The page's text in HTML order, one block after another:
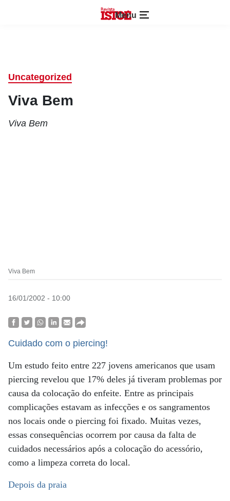
Menu
Uncategorized
Viva Bem
Viva Bem
Viva Bem
16/01/2002 - 10:00
Cuidado com o piercing!
Um estudo feito entre 227 jovens americanos que usam
piercing revelou que 17% deles já tiveram problemas por
causa da colocação do enfeite. Entre as principais
complicações estavam as infecções e os sangramentos
nos locais onde o piercing foi fixado. Muitas vezes,
essas consequências ocorrem por causa da falta de
cuidados necessários após a colocação do acessório,
como a limpeza correta do local.
Depois da praia